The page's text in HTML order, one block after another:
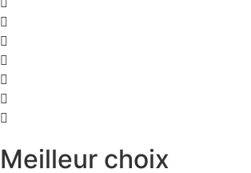
Meilleur choix